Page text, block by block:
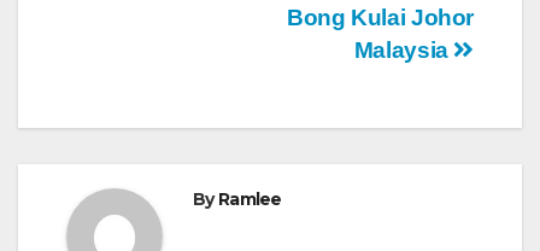
Bong Kulai Johor
Malaysia
ByRamlee